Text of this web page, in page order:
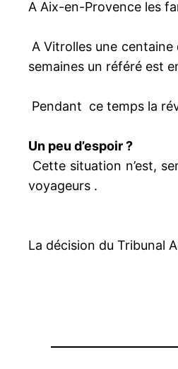
A Aix-en-Provence les
A Vitrolles une
semaines un référé est
Pendant ce temps la
Un peu d’espoir ?
Cette situation n’est,
voyageurs .
La décision du Tribunal